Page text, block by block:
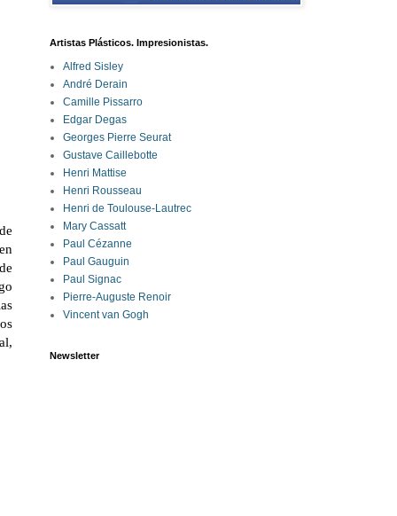
Artistas Plásticos. Impresionistas.
Alfred Sisley
André Derain
Camille Pissarro
Edgar Degas
Georges Pierre Seurat
Gustave Caillebotte
Henri Mattise
Henri Rousseau
Henri de Toulouse-Lautrec
Mary Cassatt
Paul Cézanne
Paul Gauguin
Paul Signac
Pierre-Auguste Renoir
Vincent van Gogh
Newsletter